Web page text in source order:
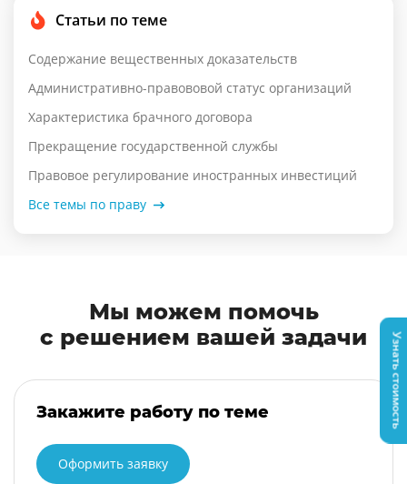
Статьи по теме
Содержание вещественных доказательств
Административно-правововой статус организаций
Характеристика брачного договора
Прекращение государственной службы
Правовое регулирование иностранных инвестиций
Все темы по праву
Мы можем помочь
с решением вашей задачи
Закажите работу по теме
Оформить заявку
Узнать стоимость